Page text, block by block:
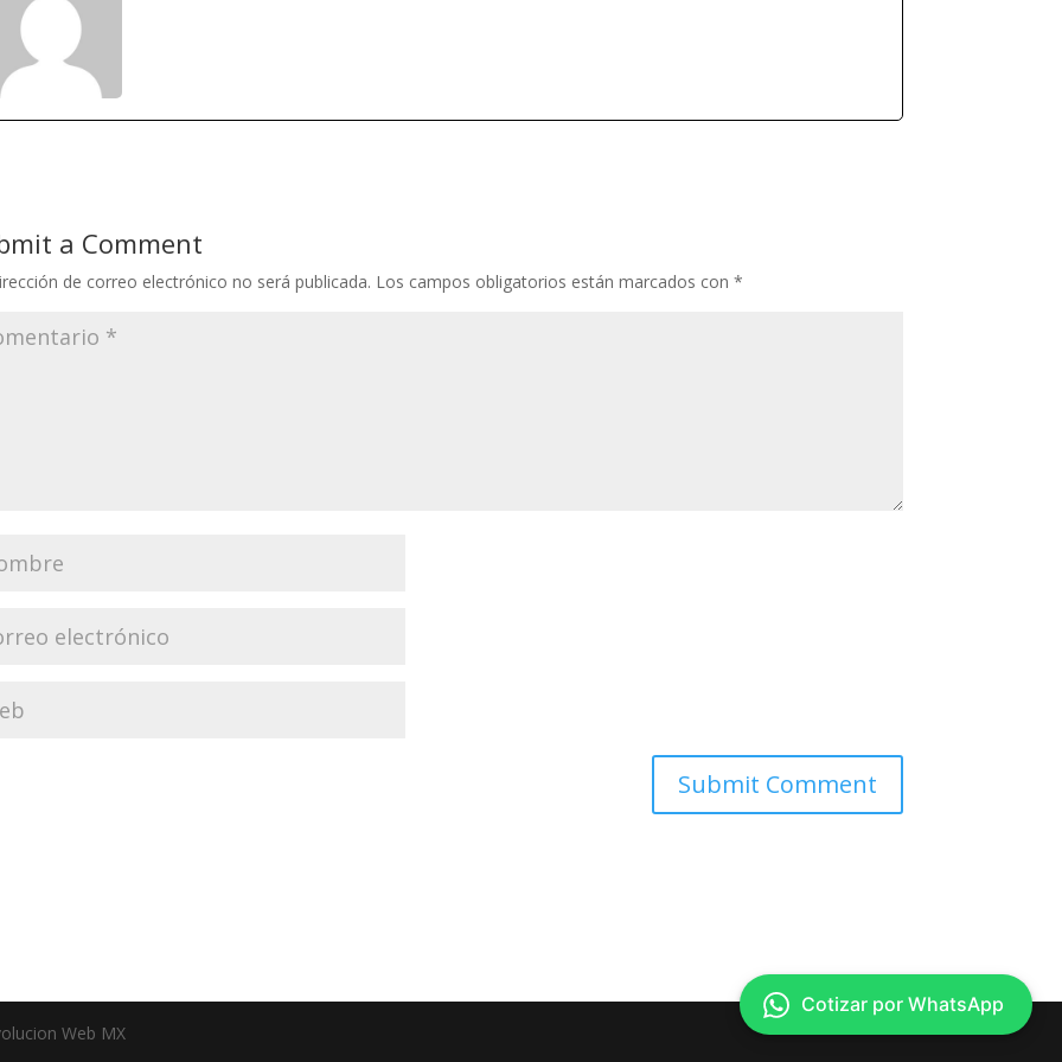
a Comment
de correo electrónico no será publicada. Los campos obligatorios están marcados con *
Web MX
Cotizar por WhatsApp